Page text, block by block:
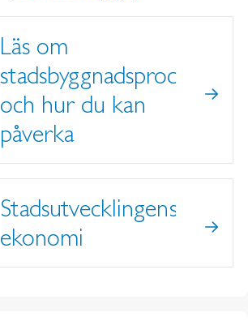
Läs om
stadsbyggnadsprocessen
och hur du kan
påverka
Stadsutvecklingens
ekonomi